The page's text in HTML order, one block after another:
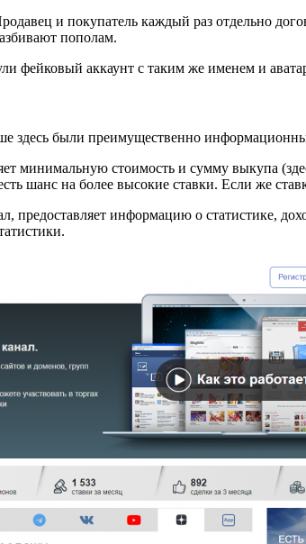
и покупатель каждый раз отдельно
пополам.
фейковый аккаунт с таким же именем и
здесь были преимущественно
минимальную стоимость и сумму выкупа
шанс на более высокие ставки. Если же
предоставляет информацию о статистике,